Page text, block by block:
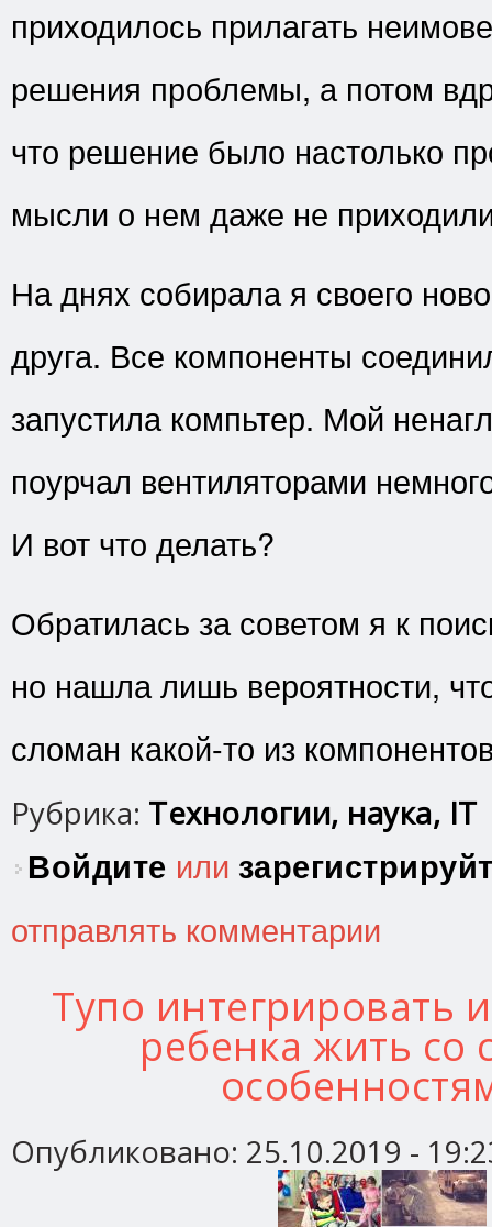
приходилось прилагать
решения проблемы, а потом
что решение было настолько
мысли о нем даже не
На днях собирала я своего
друга. Все компоненты
запустила компьтер. Мой
поурчал вентиляторами
И вот что делать?
Обратилась за советом я к
но нашла лишь вероятности,
сломан какой-то из
Рубрика: Технологии, наука, IT
Войдите или
отправлять комментарии
Тупо интегрировать
ребенка жить со
Опубликовано: 25.10.2019 -